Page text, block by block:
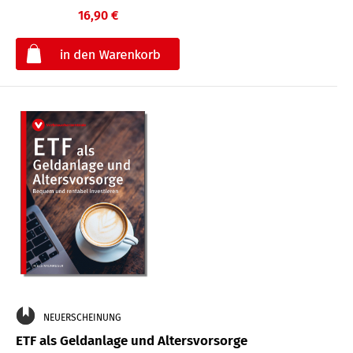
16,90 €
NEUERSCHEINUNG
ETF als Geldanlage und Altersvorsorge